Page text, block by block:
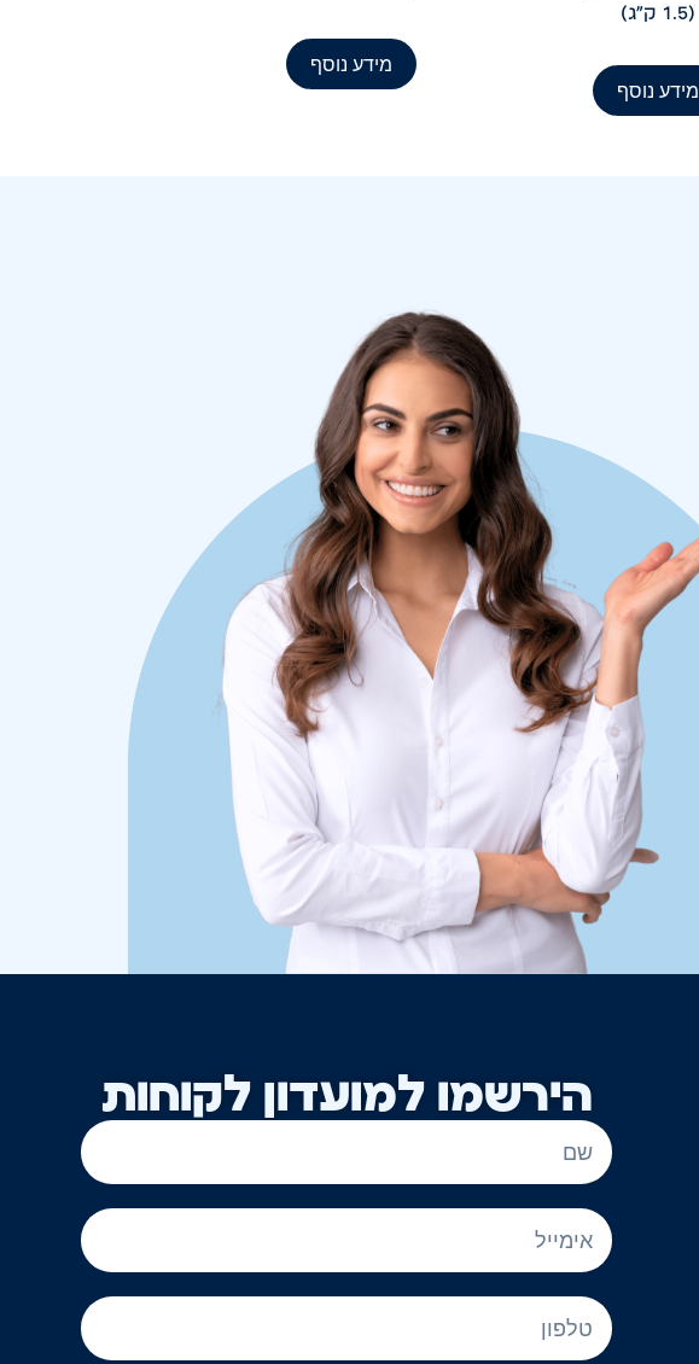
(1.5 ק"ג)
מידע נוסף
מידע נוסף
הירשמו למועדון לקוחות